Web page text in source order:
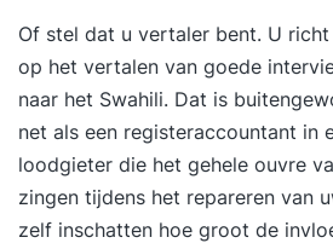
Of stel dat u vertaler bent. U
op het vertalen van goede
naar het Swahili. Dat is
net als een registeraccountant in
loodgieter die het gehele ouvre
zingen tijdens het repareren van
zelf inschatten hoe groot de